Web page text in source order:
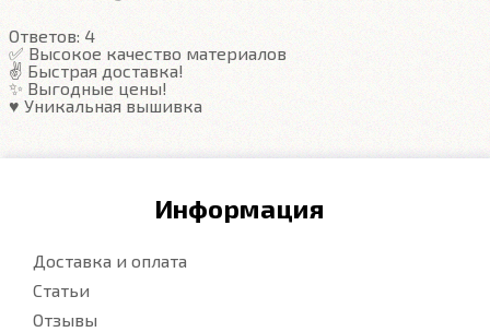
Подробнее
Ответов: 4
✅ Высокое качество материалов
✌️ Быстрая доставка!
✨ Выгодные цены!
♥️ Уникальная вышивка
Информация
Доставка и оплата
Статьи
Отзывы